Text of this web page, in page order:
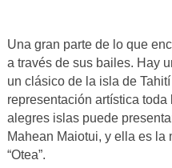
Una gran parte de lo que
a través de sus bailes. Hay
un clásico de la isla de
representación artística
alegres islas puede
Mahean Maiotui, y ella es
“Otea”.